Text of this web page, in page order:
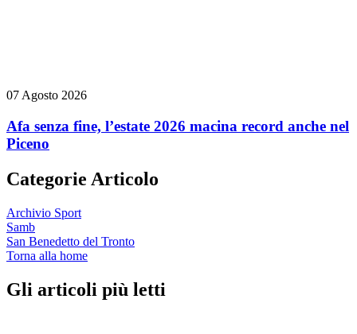
07 Agosto 2026
Afa senza fine, l’estate 2026 macina record anche nel
Piceno
Categorie Articolo
Archivio Sport
Samb
San Benedetto del Tronto
Torna alla home
Gli articoli più letti